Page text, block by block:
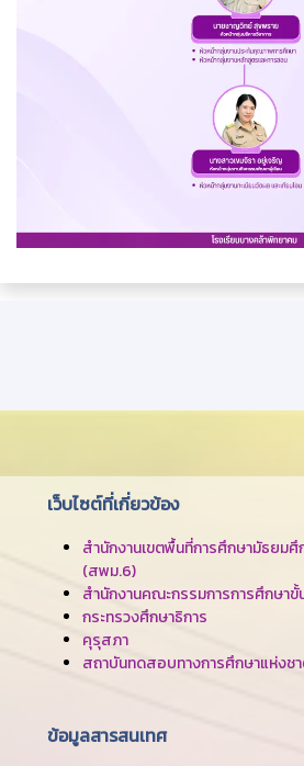
เว็บไซต์ที่เกี่ยวข้อง
สำนักงานเขตพื้นที่การศึกษามัธยมศึก
(สพม.6)
สำนักงานคณะกรรมการการศึกษา
กระทรวงศึกษาธิการ
คุรุสภา
สถาบันทดสอบทางการศึกษาแห่งช
ข้อมูลสารสนเทศ